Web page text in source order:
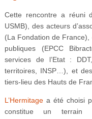
Cette rencontre a réuni
USMB), des acteurs
(La Fondation de France),
publiques (EPCC
services de l’Etat :
territoires, INSP…), et
tiers-lieu des Hauts de
L’Hermitagea été choisi
constitue un terrain